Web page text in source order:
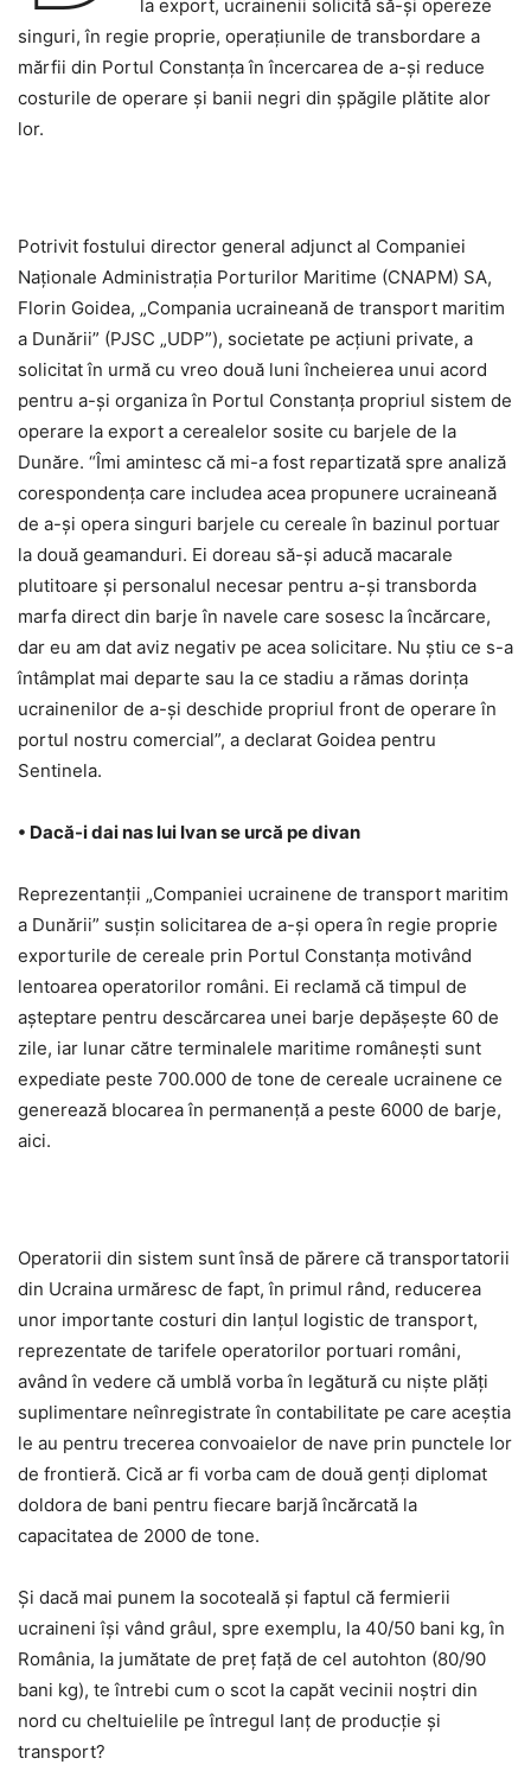
la export, ucrainenii solicită să-și opereze
singuri, în regie proprie, operațiunile de transbordare a
mărfii din Portul Constanța în încercarea de a-și reduce
costurile de operare și banii negri din șpăgile plătite alor
lor.
Potrivit fostului director general adjunct al Companiei
Naționale Administrația Porturilor Maritime (CNAPM) SA,
Florin Goidea, „Compania ucraineană de transport maritim
a Dunării” (PJSC „UDP”), societate pe acțiuni private, a
solicitat în urmă cu vreo două luni încheierea unui acord
pentru a-și organiza în Portul Constanța propriul sistem de
operare la export a cerealelor sosite cu barjele de la
Dunăre. “Îmi amintesc că mi-a fost repartizată spre analiză
corespondența care includea acea propunere ucraineană
de a-și opera singuri barjele cu cereale în bazinul portuar
la două geamanduri. Ei doreau să-și aducă macarale
plutitoare și personalul necesar pentru a-și transborda
marfa direct din barje în navele care sosesc la încărcare,
dar eu am dat aviz negativ pe acea solicitare. Nu știu ce s-a
întâmplat mai departe sau la ce stadiu a rămas dorința
ucrainenilor de a-și deschide propriul front de operare în
portul nostru comercial”, a declarat Goidea pentru
Sentinela.
• Dacă-i dai nas lui Ivan se urcă pe divan
Reprezentanții „Companiei ucrainene de transport maritim
a Dunării” susțin solicitarea de a-și opera în regie proprie
exporturile de cereale prin Portul Constanța motivând
lentoarea operatorilor români. Ei reclamă că timpul de
așteptare pentru descărcarea unei barje depășește 60 de
zile, iar lunar către terminalele maritime românești sunt
expediate peste 700.000 de tone de cereale ucrainene ce
generează blocarea în permanență a peste 6000 de barje,
aici.
Operatorii din sistem sunt însă de părere că transportatorii
din Ucraina urmăresc de fapt, în primul rând, reducerea
unor importante costuri din lanțul logistic de transport,
reprezentate de tarifele operatorilor portuari români,
având în vedere că umblă vorba în legătură cu niște plăți
suplimentare neînregistrate în contabilitate pe care aceștia
le au pentru trecerea convoaielor de nave prin punctele lor
de frontieră. Cică ar fi vorba cam de două genți diplomat
doldora de bani pentru fiecare barjă încărcată la
capacitatea de 2000 de tone.
Și dacă mai punem la socoteală și faptul că fermierii
ucraineni își vând grâul, spre exemplu, la 40/50 bani kg, în
România, la jumătate de preț față de cel autohton (80/90
bani kg), te întrebi cum o scot la capăt vecinii noștri din
nord cu cheltuielile pe întregul lanț de producție și
transport?